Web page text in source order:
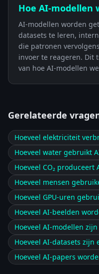
Hoe AI-modellen
AI-modellen worden
datasets te leren,
die patronen
invoer te reageren. Dit
van hoe AI-modellen
Gerelateerde
Hoeveel elektriciteit
Hoeveel water gebruikt
Hoeveel CO₂ produceert
Hoeveel mensen
Hoeveel GPU-uren
Hoeveel AI-beelden
Hoeveel AI-modellen
Hoeveel AI-datasets zijn
Hoeveel AI-papers